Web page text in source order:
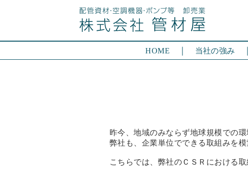
HOME 当社の強み
昨今、地域のみならず地球規模での
弊社も、企業単位でできる取組みを
こちらでは、弊社のＣＳＲにおける